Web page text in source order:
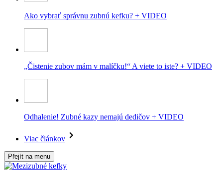
Ako vybrať správnu zubnú kefku? + VIDEO
„Čistenie zubov mám v malíčku!“ A viete to iste? + VIDEO
Odhalenie! Zubné kazy nemajú dedičov + VIDEO
Viac článkov
Přejít na menu